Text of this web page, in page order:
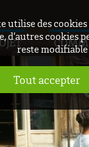
utilise des
d’autres cookies
reste
Tout accepter